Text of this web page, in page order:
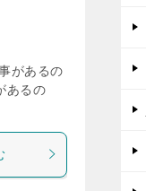
があるの
あるの